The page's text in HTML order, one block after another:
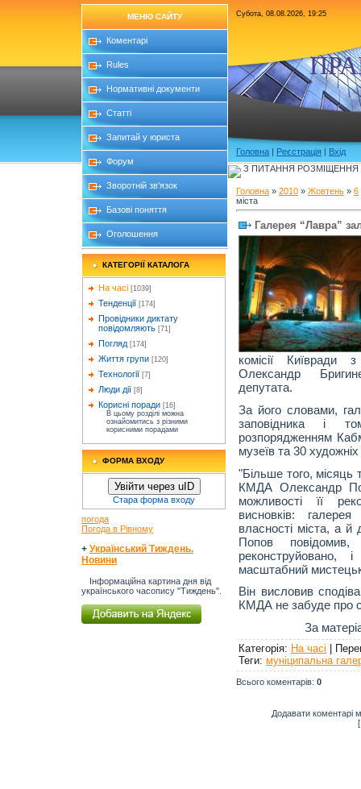
МЕНЮ САЙТУ
Коментарі
Rules
Нормативні документи
Статті
Запитай у юриста
Форум
Зворотній зв'язок
Базові поняття
Оголошення
КАТЕГОРІЇ КАТАЛОГА
На часі [1039]
Тенденції [174]
Провідники диктату
повідомляють [71]
Погляд [174]
Життя групи [120]
Технології [7]
Люди дії [8]
Корисні поради [16]
В цьому розділі можна
ознайомитись з різними
корисними порадами
ФОРМА ВХОДУ
Увійти через uID
Стара форма входу
погода
Погода в Рівному
+ Український Тиждень.
Новини
Інформаційна картина дня від
українського часопису "Тиждень".
Субота, 08.08.2026, 19:25
Головна | Реєстрація | Вхід
З ПИТАННЯ РОЗМІЩЕННЯ
Головна » 2010 » Жовтень » 6
міста
Галерея “Лавра”
комісії Київради
Олександр
депутата.
За його словами,
заповідника і
розпорядженням
музеїв та 30
"Більше того, місяць
КМДА Олександр
можливості її
висновків:
власності міста, а й
Попов
масштабний
Він висловив
КМДА не забуде про
За
Категорія: На часі |
Теги: муніципальна
Всього коментарів: 0
Додавати коментарі